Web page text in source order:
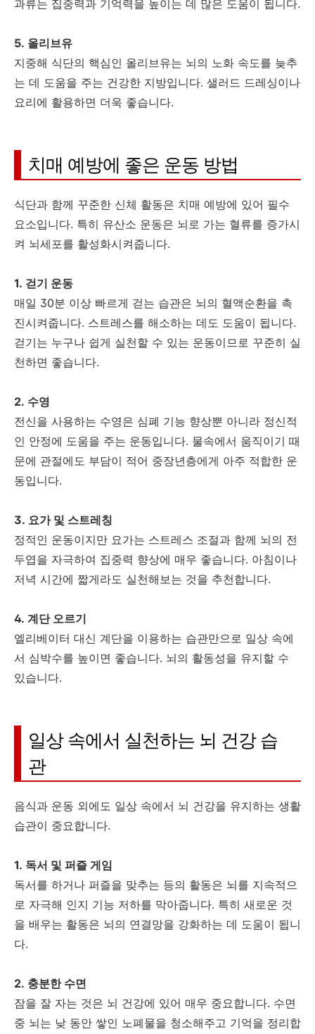
과류는 집중력과 기억력을 높이는 데 많은 도움이 됩니다.
5. 올리브유
지중해 식단의 핵심인 올리브유는 뇌의 노화 속도를 늦추
는 데 도움을 주는 건강한 지방입니다. 샐러드 드레싱이나
요리에 활용하면 더욱 좋습니다.
치매 예방에 좋은 운동 방법
식단과 함께 꾸준한 신체 활동은 치매 예방에 있어 필수
요소입니다. 특히 유산소 운동은 뇌로 가는 혈류를 증가시
켜 뇌세포를 활성화시켜줍니다.
1. 걷기 운동
매일 30분 이상 빠르게 걷는 습관은 뇌의 혈액순환을 촉
진시켜줍니다. 스트레스를 해소하는 데도 도움이 됩니다.
걷기는 누구나 쉽게 실천할 수 있는 운동이므로 꾸준히 실
천하면 좋습니다.
2. 수영
전신을 사용하는 수영은 심폐 기능 향상뿐 아니라 정신적
인 안정에 도움을 주는 운동입니다. 물속에서 움직이기 때
문에 관절에도 부담이 적어 중장년층에게 아주 적합한 운
동입니다.
3. 요가 및 스트레칭
정적인 운동이지만 요가는 스트레스 조절과 함께 뇌의 전
두엽을 자극하여 집중력 향상에 매우 좋습니다. 아침이나
저녁 시간에 짧게라도 실천해보는 것을 추천합니다.
4. 계단 오르기
엘리베이터 대신 계단을 이용하는 습관만으로 일상 속에
서 심박수를 높이면 좋습니다. 뇌의 활동성을 유지할 수
있습니다.
일상 속에서 실천하는 뇌 건강 습
관
음식과 운동 외에도 일상 속에서 뇌 건강을 유지하는 생활
습관이 중요합니다.
1. 독서 및 퍼즐 게임
독서를 하거나 퍼즐을 맞추는 등의 활동은 뇌를 지속적으
로 자극해 인지 기능 저하를 막아줍니다. 특히 새로운 것
을 배우는 활동은 뇌의 연결망을 강화하는 데 도움이 됩니
다.
2. 충분한 수면
잠을 잘 자는 것은 뇌 건강에 있어 매우 중요합니다. 수면
중 뇌는 낮 동안 쌓인 노폐물을 청소해주고 기억을 정리합